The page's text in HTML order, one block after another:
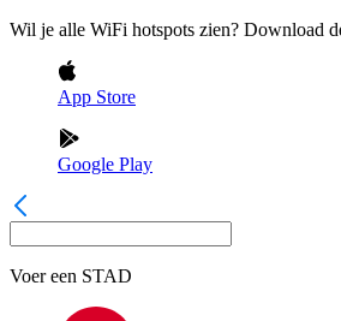
Wil je alle WiFi hotspots zien? Download
App Store
Google Play
Voer een STAD